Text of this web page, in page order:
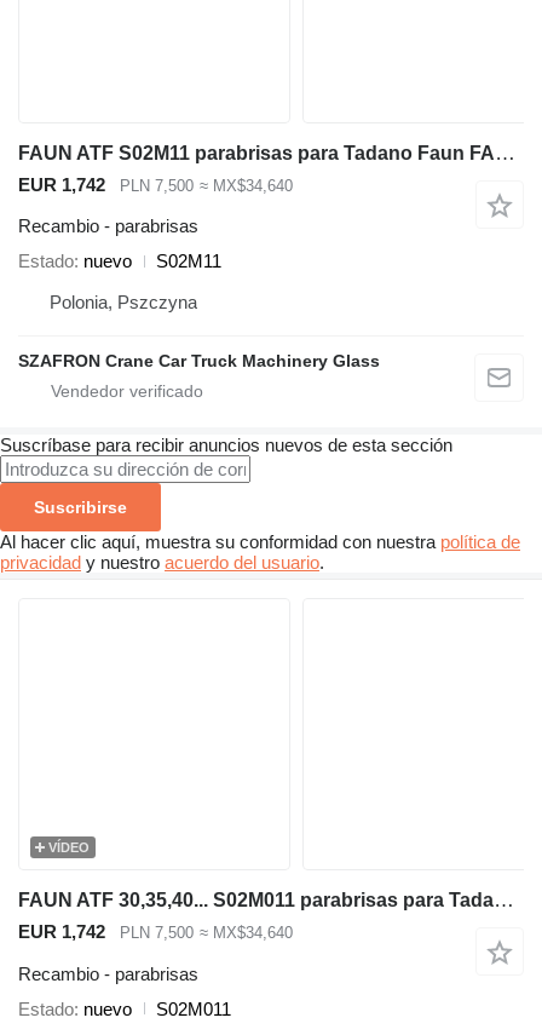
FAUN ATF S02M11 parabrisas para Tadano Faun FAUN ATF 30,35,40... grúa móvil
EUR 1,742 PLN 7,500 ≈ MX$34,640
Recambio - parabrisas
Estado nuevo
S02M11
Polonia, Pszczyna
SZAFRON Crane Car Truck Machinery Glass
Suscríbase para recibir anuncios nuevos de esta sección
Suscribirse
Al hacer clic aquí, muestra su conformidad con nuestra política de
privacidad y nuestro acuerdo del usuario.
VÍDEO
FAUN ATF 30,35,40... S02M011 parabrisas para Tadano Faun FAUN ATF 30,35,40... grúa móvil
EUR 1,742 PLN 7,500 ≈ MX$34,640
Recambio - parabrisas
Estado nuevo
S02M011